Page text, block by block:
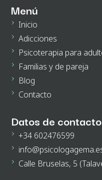
correo electrónico. En la política de
información.
Menú
Inicio
Adicciones
Psicoterapia para
Familias y de pareja
Blog
Contacto
Datos de contacto
+34 602476599
Calle Bruselas, 5